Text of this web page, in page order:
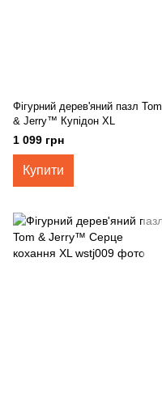
Фігурний дерев'яний пазл Tom
& Jerry™ Купідон XL
1 099 грн
Купити